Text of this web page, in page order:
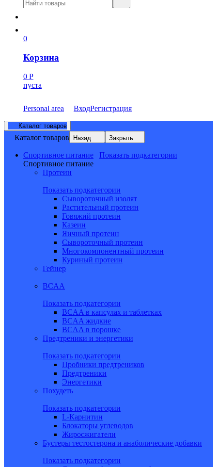
0
Корзина
0 Р
пуста
Personal area ВходРегистрация
Каталог товаров
Каталог товаров Назад Закрыть
Спортивное питание
Показать подкатегории
Спортивное питание
Протеин
Показать подкатегории
Сывороточный изолят
Растительный протеин
Говяжий протеин
Казеин
Яичный протеин
Сывороточный протеин
Многокомпонентный протеин
Куриный протеин
Гейнер
BCAA
Показать подкатегории
BCAA в капсулах и таблетках
BCAA жидкие
BCAA в порошке
Предтреники и энергетики
Показать подкатегории
Пробники предтреников
Предтреники
Энергетики
Похудеть
Показать подкатегории
L-Карнитин
Блокаторы углеводов
Жиросжигатели
Бустеры тестостерона и анаболические добавки
Показать подкатегории